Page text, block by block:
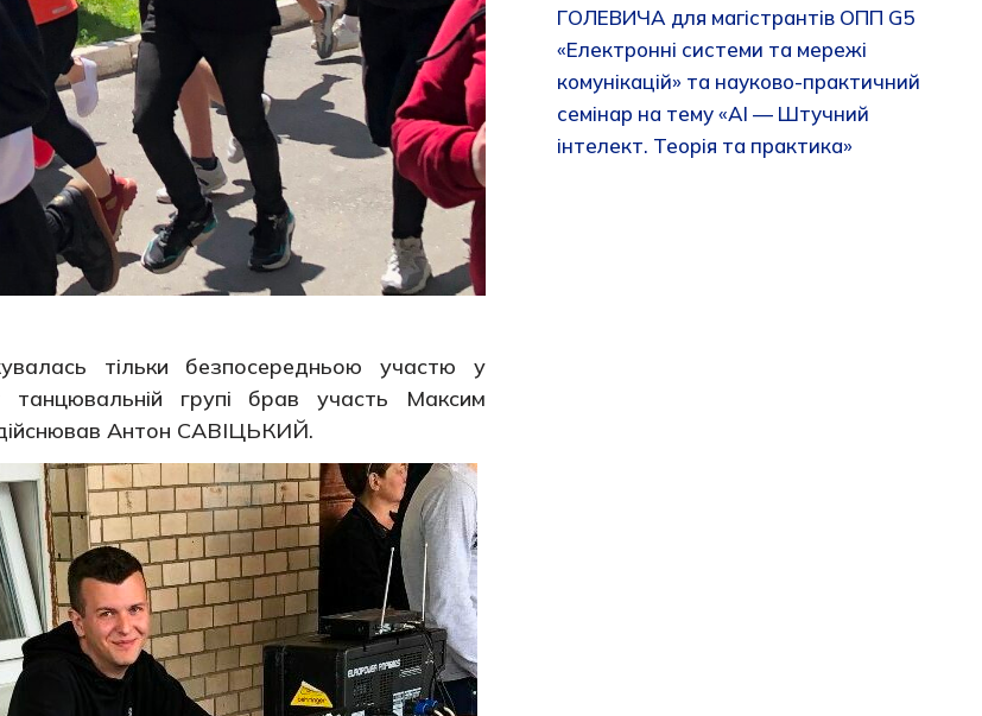
тільки безпосередньою участю у
танцювальній групі брав участь Максим
Антон САВІЦЬКИЙ.
ГОЛЕВИЧА для магістрантів ОПП G5
«Електронні системи та мережі
комунікацій» та науково-практичний
семінар на тему «AI — Штучний
інтелект. Теорія та практика»